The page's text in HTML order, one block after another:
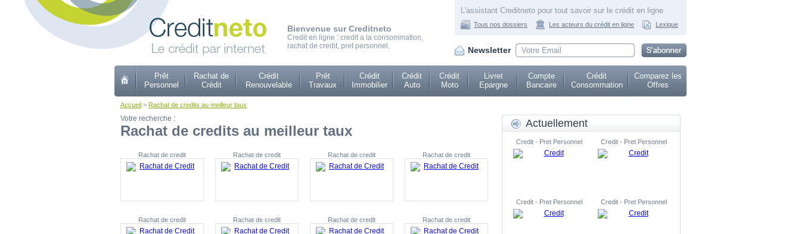
Bienvenue sur Creditneto
Credit en ligne : credit a la consommation,
rachat de credit, pret personnel.
L'assistant Creditneto pour tout savoir sur le crédit en ligne
Tous nos dossiers Les acteurs du crédit en ligne Lexique
Newsletter
Prêt
Personnel
Rachat de
Crédit
Crédit
Renouvelable
Prêt
Travaux
Crédit
Immobilier
Crédit
Auto
Crédit
Moto
Livret
Epargne
Compte
Bancaire
Crédit
Consommation
Comparez les
Offres
Accueil > Rachat de credits au meilleur taux
Votre recherche :
Rachat de credits au meilleur taux
Rachat de credit Rachat de credit Rachat de credit Rachat de credit
Rachat de credit Rachat de credit Rachat de credit Rachat de credit
Actuellement
Credit - Pret Personnel Credit - Pret Personnel
Credit - Pret Personnel Credit - Pret Personnel